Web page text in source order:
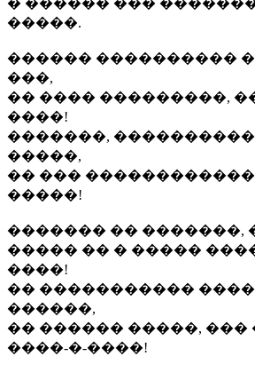
�����.
������ ���������� �
���,
�� ���� ���������,
����!
�������,
�����,
�� ���
�����!
������� �� �������,
����� �� � �����
����!
�� �����������
������,
�� ������ �����, ���
����-�-����!